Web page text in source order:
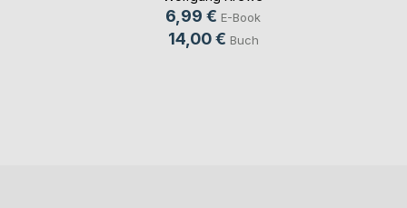
6,99 € E-Book
14,00 € Buch